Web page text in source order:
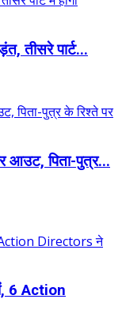
तीसरे पार्ट...
आउट, पिता-पुत्र...
6 Action